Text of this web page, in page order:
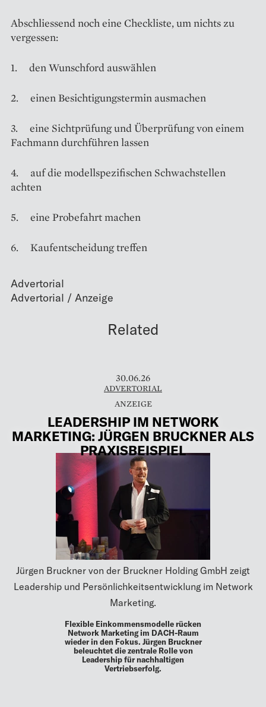
Abschliessend noch eine Checkliste, um nichts zu
vergessen:
1. den Wunschford auswählen
2. einen Besichtigungstermin ausmachen
3. eine Sichtprüfung und Überprüfung von einem
Fachmann durchführen lassen
4. auf die modellspezifischen Schwachstellen
achten
5. eine Probefahrt machen
6. Kaufentscheidung treffen
Advertorial
Related
30.06.26
ADVERTORIAL
LEADERSHIP IM NETWORK
MARKETING: JÜRGEN BRUCKNER ALS
PRAXISBEISPIEL
Jürgen Bruckner von der Bruckner Holding GmbH zeigt
Leadership und Persönlichkeitsentwicklung im Network
Marketing.
Flexible Einkommensmodelle rücken
Network Marketing im DACH-Raum
wieder in den Fokus. Jürgen Bruckner
beleuchtet die zentrale Rolle von
Leadership für nachhaltigen
Vertriebserfolg.